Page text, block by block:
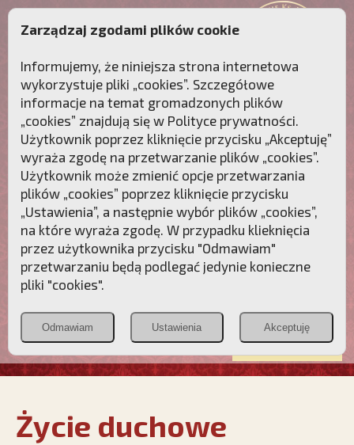
Przebudźmy sumienia Polaków!
Polonia
Christiana
PCh24.pl
Przymierze
POZNAJ APOSTOLAT FATIMY WESPRZYJ
NAS
Życie duchowe
Zarządzaj zgodami plików cookie
Informujemy, że niniejsza strona internetowa
wykorzystuje pliki „cookies”. Szczegółowe
informacje na temat gromadzonych plików
„cookies” znajdują się w Polityce prywatności.
Użytkownik poprzez kliknięcie przycisku „Akceptuję”
wyraża zgodę na przetwarzanie plików „cookies”.
Użytkownik może zmienić opcje przetwarzania
plików „cookies” poprzez kliknięcie przycisku
„Ustawienia”, a następnie wybór plików „cookies”,
na które wyraża zgodę. W przypadku klieknięcia
przez użytkownika przycisku "Odmawiam"
przetwarzaniu będą podlegać jedynie konieczne
pliki "cookies".
Odmawiam Ustawienia Akceptuję